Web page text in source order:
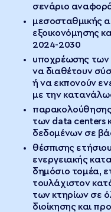
σενάριο
μεσοσταθμικής
εξοικονόμησης
2024-2030
υποχρέωσης των
να διαθέτουν
ή να εκπονούν
με την
των data centers
δεδομένων σε
θέσπισης
ενεργειακής
δημόσιο τομέα,
τουλάχιστον
των κτηρίων σε
διοίκησης και